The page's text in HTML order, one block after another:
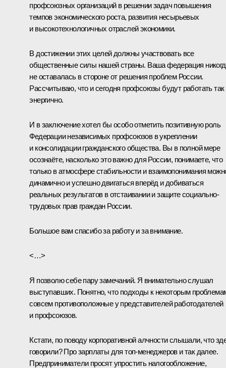
профсоюзных организаций в решении задач повышения
темпов экономического роста, развития несырьевых
и высокотехнологичных отраслей экономики.
В достижении этих целей должны участвовать все
общественные силы нашей страны. Ваша федерация
не оставалась в стороне от решения проблем России.
Рассчитываю, что и сегодня профсоюзы будут работать
энергично.
И в заключение хотел бы особо отметить позитивную роль
Федерации независимых профсоюзов в укреплении
и консолидации гражданского общества. Вы в полной мере
осознаёте, насколько это важно для России, понимаете, что
только в атмосфере стабильности и взаимопонимания
динамично и успешно двигаться вперёд и добиваться
реальных результатов в отстаивании и защите социально-
трудовых прав граждан России.
Большое вам спасибо за работу и за внимание.
<…>
Я позволю себе пару замечаний. Я внимательно слушал
выступавших. Понятно, что подходы к некоторым
совсем противоположные у представителей работодателей
и профсоюзов.
Кстати, по поводу корпоративной алчности слышали, что
говорили? Про зарплаты для топ-менеджеров и так далее.
Предприниматели просят упростить налогообложение,